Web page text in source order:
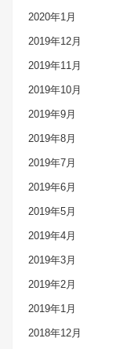
2020年1月
2019年12月
2019年11月
2019年10月
2019年9月
2019年8月
2019年7月
2019年6月
2019年5月
2019年4月
2019年3月
2019年2月
2019年1月
2018年12月